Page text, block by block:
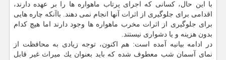
با این حال، كسانی كه اجرای پرتاب ماهواره ها را بر عهده دارند،
اقدامی برای جلوگیری از اثرات آنها انجام نمی دهند. باآنكه چاره هایی
برای جلوگیری از اثرات مخرب ماهواره ها وجود دارند اما هیچ كدام
بدون هزینه و یا دشواری نیستند.
در ادامه بیانیه آمده است: هم اكنون، توجه زیادی به محافظت از
نمای آسمان شب معطوف شده كه باید بعنوان یك میراث غیر قابل